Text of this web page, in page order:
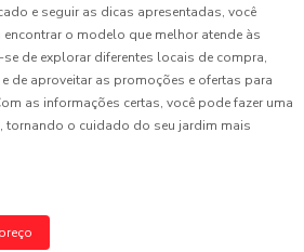
e seguir as dicas apresentadas, você
o modelo que melhor atende às
de explorar diferentes locais de compra,
de aproveitar as promoções e ofertas para
as informações certas, você pode fazer uma
tornando o cuidado do seu jardim mais